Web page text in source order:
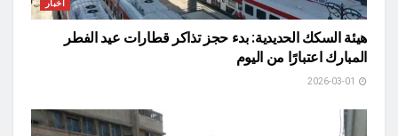
أخبار
هيئة السكك الحديدية: بدء حجز تذاكر قطارات عيد الفطر
المبارك اعتبارًا من اليوم